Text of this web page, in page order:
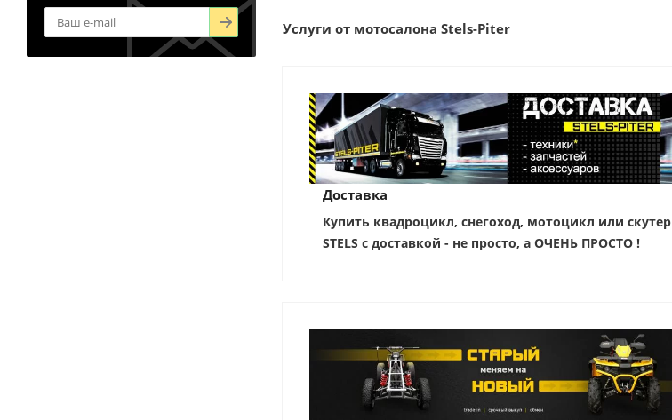
Услуги от мотосалона Stels-Piter
Доставка
Купить квадроцикл, снегоход, мотоцикл или скутер
STELS с доставкой - не просто, а ОЧЕНЬ ПРОСТО !